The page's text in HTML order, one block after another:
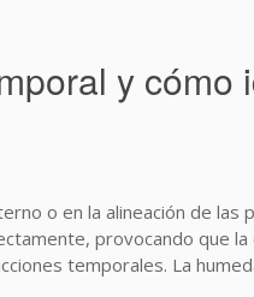
y cómo
o en la alineación de las
provocando que
temporales. La